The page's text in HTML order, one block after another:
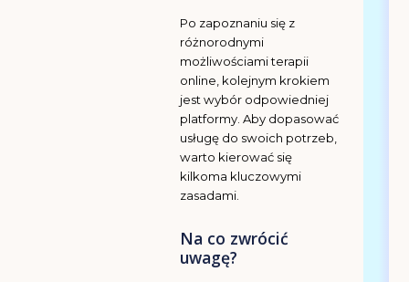
Po zapoznaniu się z
różnorodnymi
możliwościami terapii
online, kolejnym krokiem
jest wybór odpowiedniej
platformy. Aby dopasować
usługę do swoich potrzeb,
warto kierować się
kilkoma kluczowymi
zasadami.
Na co zwrócić
uwagę?